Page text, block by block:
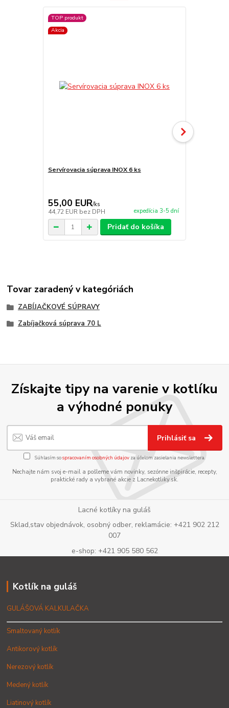
TOP produkt
Akcia
Servírovacia súprava INOX 6 ks
55,00 EUR/ks
44,72 EUR bez DPH expedícia 3-5 dní
Pridať do košíka
Tovar zaradený v kategóriách
ZABÍJAČKOVÉ SÚPRAVY
Zabíjačková súprava 70 L
Získajte tipy na varenie v kotlíku
a výhodné ponuky
Prihlásiť sa
Súhlasím sospracovaním osobných údajov za účelom zasielania newslettera.
Nechajte nám svoj e-mail a pošleme vám novinky, sezónne inšpirácie, recepty,
praktické rady a vybrané akcie z Lacnekotliky.sk.
Lacné kotlíky na guláš
Sklad,stav objednávok, osobný odber, reklamácie: +421 902 212
007
e-shop: +421 905 580 562
Kotlík na guláš
GULÁŠOVÁ KALKULAČKA
Smaltovaný kotlík
Antikorový kotlík
Nerezový kotlík
Medený kotlík
Liatinový kotlík